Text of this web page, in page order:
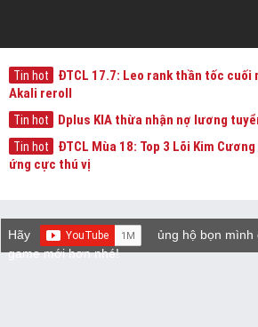
Tin hot
ĐTCL 17.7: Leo rank thần tốc cuối
Akali reroll
Tin hot Dplus KIA thừa nhận nợ lương
Tin hot
ĐTCL Mùa 18: Top 3 Lõi Kim
ứng cực thú vị
Hãy
ủng hộ bọn mình
game mới hơn nhé!